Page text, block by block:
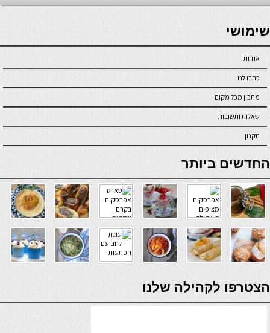
seriöse online casinos österreich
שימושי
אודות
כתבו לנו
מתכון מכל מקום
שאלות ותשובות
תקנון
online casino
החדשים ביותר
verde casino
הצטרפו לקהילה שלנו